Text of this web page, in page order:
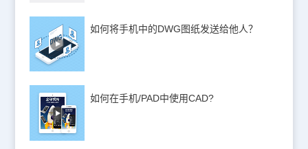
如何将手机中的DWG图纸发送给他人？
如何在手机/PAD中使用CAD?